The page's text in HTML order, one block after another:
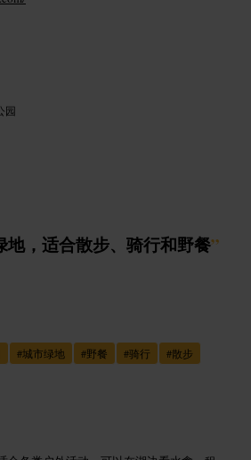
园
地，适合散步、骑行和野餐”
#城市绿地 #野餐 #骑行 #散步